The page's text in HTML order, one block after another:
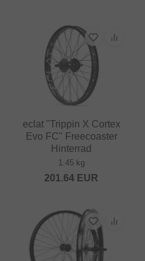
eclat "Trippin X Cortex
Evo FC" Freecoaster
Hinterrad
1.45 kg
201.64 EUR